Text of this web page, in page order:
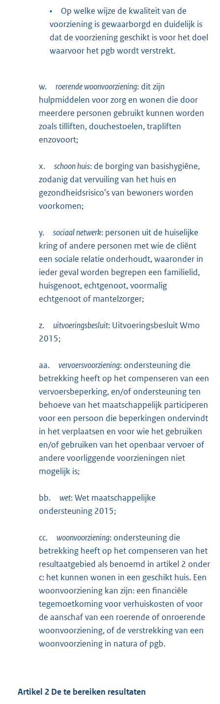
•
Op welke wijze de kwaliteit van de
voorziening is gewaarborgd en duidelijk is
dat de voorziening geschikt is voor het doel
waarvoor het pgb wordt verstrekt.
w. roerende woonvoorziening: dit zijn
hulpmiddelen voor zorg en wonen die door
meerdere personen gebruikt kunnen worden
zoals tilliften, douchestoelen, trapliften
enzovoort;
x. schoon huis: de borging van basishygiëne,
zodanig dat vervuiling van het huis en
gezondheidsrisico’s van bewoners worden
voorkomen;
y. sociaal netwerk: personen uit de huiselijke
kring of andere personen met wie de cliënt
een sociale relatie onderhoudt, waaronder in
ieder geval worden begrepen een familielid,
huisgenoot, echtgenoot, voormalig
echtgenoot of mantelzorger;
z. uitvoeringsbesluit: Uitvoeringsbesluit Wmo
2015;
aa. vervoersvoorziening: ondersteuning die
betrekking heeft op het compenseren van een
vervoersbeperking, en/of ondersteuning ten
behoeve van het maatschappelijk participeren
voor een persoon die beperkingen ondervindt
in het verplaatsen en voor wie het gebruiken
en/of gebruiken van het openbaar vervoer of
andere voorliggende voorzieningen niet
mogelijk is;
bb. wet: Wet maatschappelijke
ondersteuning 2015;
cc. woonvoorziening: ondersteuning die
betrekking heeft op het compenseren van het
resultaatgebied als benoemd in artikel 2 onder
c: het kunnen wonen in een geschikt huis. Een
woonvoorziening kan zijn: een financiële
tegemoetkoming voor verhuiskosten of voor
de aanschaf van een roerende of onroerende
woonvoorziening, of de verstrekking van een
woonvoorziening in natura of pgb.
Artikel 2 De te bereiken resultaten